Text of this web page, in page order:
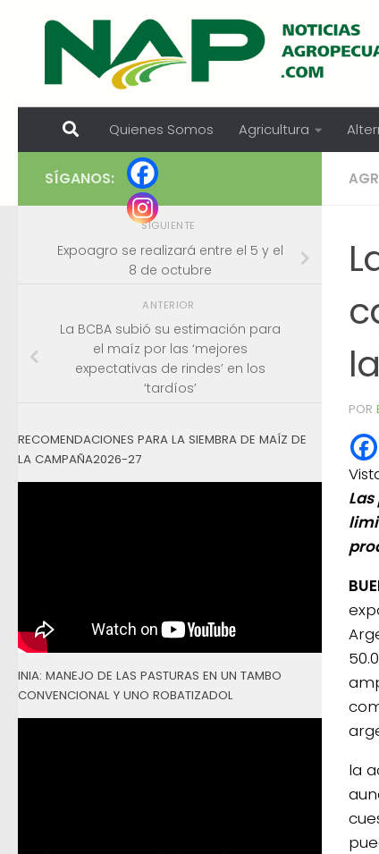
Skip to content
Quienes Somos Agricultura
POR
la
SÍGANOS:
SIGUIENTE
Expoagro se realizará entre el 5 y el
8 de octubre
ANTERIOR
La BCBA subió su estimación para
el maíz por las ‘mejores
expectativas de rindes’ en los
‘tardíos’
RECOMENDACIONES PARA LA SIEMBRA DE MAÍZ DE
LA CAMPAÑA2026-27
INIA: MANEJO DE LAS PASTURAS EN UN TAMBO
CONVENCIONAL Y UNO ROBATIZADOL